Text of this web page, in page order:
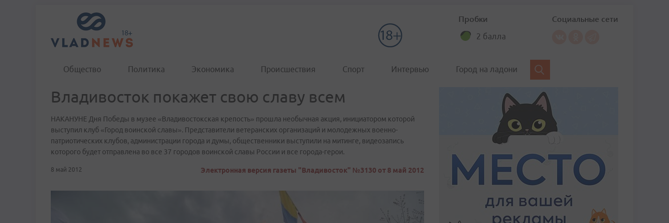
Пробки
2 балла
Социальные сети
Общество Политика Экономика Происшествия Спорт Интервью Город на ладони
Владивосток покажет свою славу всем
НАКАНУНЕ Дня Победы в музее «Владивостокская крепость» прошла необычная акция, инициатором которой
выступил клуб «Город воинской славы». Представители ветеранских организаций и молодежных военно-
патриотических клубов, администрации города и думы, общественники выступили на митинге, видеозапись
которого будет отправлена во все 37 городов воинской славы России и все города-герои.
8 май 2012 Электронная версия газеты "Владивосток" №3130 от 8 май 2012